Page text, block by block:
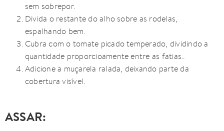
sem sobrepor.
Divida o restante do alho sobre as rodelas,
espalhando bem.
Cubra com o tomate picado temperado, dividindo a
quantidade proporcioamente entre as fatias..
Adicione a muçarela ralada, deixando parte da
cobertura visível.
ASSAR: